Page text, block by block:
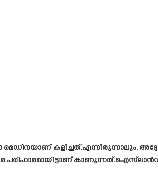
കളിച്ചത്.എന്നിരുന്നാലും,
പരിഹാരമായിട്ടാണ്